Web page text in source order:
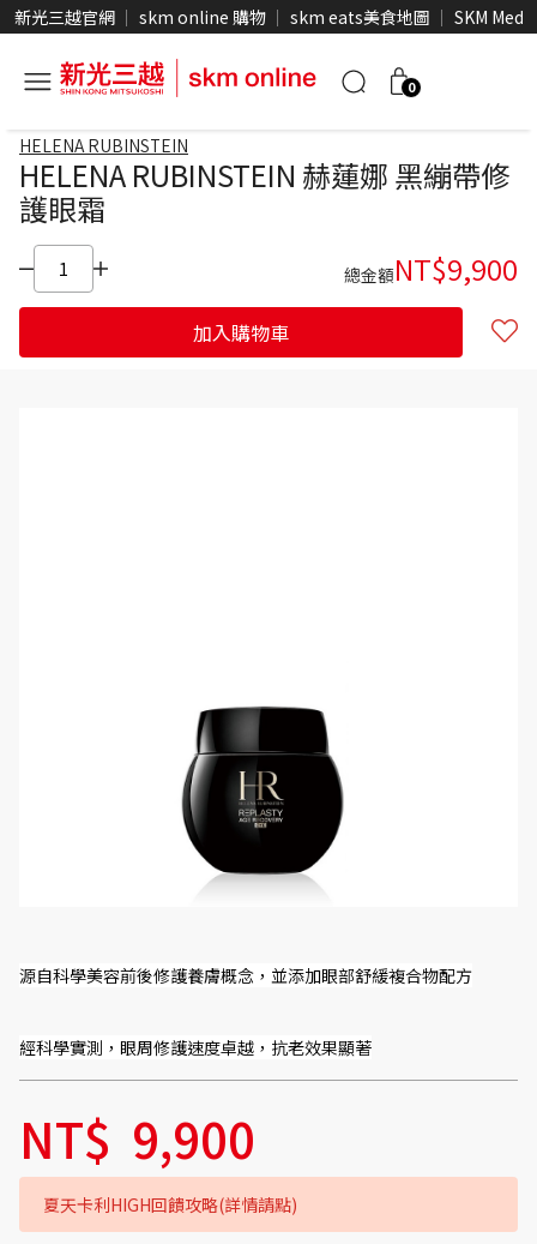
新光三越官網 skm online 購物 skm eats美食地圖 SKM Media
0
HELENA RUBINSTEIN
HELENA RUBINSTEIN 赫蓮娜 黑繃帶修
護眼霜
總金額NT$9,900
加入購物車
源自科學美容前後修護養膚概念，並添加眼部舒緩複合物配方
經科學實測，眼周修護速度卓越，抗老效果顯著
NT$ 9,900
夏天卡利HIGH回饋攻略(詳情請點)